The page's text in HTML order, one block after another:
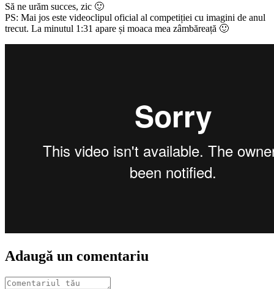
Să ne urăm succes, zic 🙂
PS: Mai jos este videoclipul oficial al competiției cu imagini de anul
trecut. La minutul 1:31 apare și moaca mea zâmbăreață 🙂
Adaugă un comentariu